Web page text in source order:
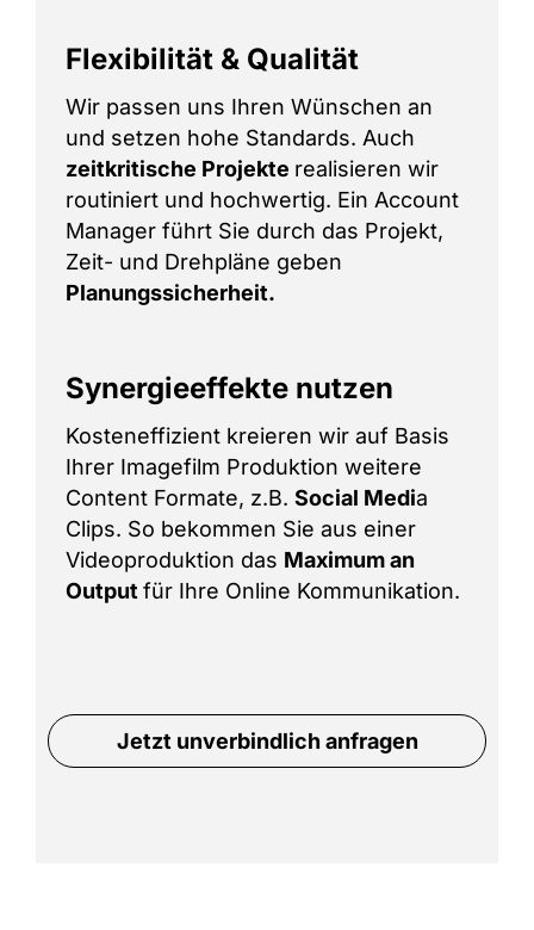
Flexibilität & Qualität
Wir passen uns Ihren Wünschen an
und setzen hohe Standards. Auch
zeitkritische Projekte realisieren wir
routiniert und hochwertig. Ein Account
Manager führt Sie durch das Projekt,
Zeit- und Drehpläne geben
Planungssicherheit.
Synergieeffekte nutzen
Kosteneffizient kreieren wir auf Basis
Ihrer Imagefilm Produktion weitere
Content Formate, z.B. Social Media
Clips. So bekommen Sie aus einer
Videoproduktion das Maximum an
Output für Ihre Online Kommunikation.
Jetzt unverbindlich anfragen